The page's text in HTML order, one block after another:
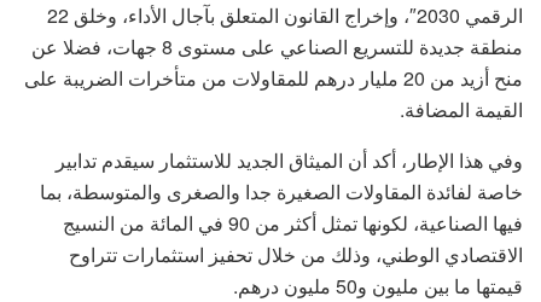
الرقمي 2030″، وإخراج القانون المتعلق بآجال الأداء، وخلق 22
منطقة جديدة للتسريع الصناعي على مستوى 8 جهات، فضلا عن
منح أزيد من 20 مليار درهم للمقاولات من متأخرات الضريبة على
القيمة المضافة.
وفي هذا الإطار، أكد أن الميثاق الجديد للاستثمار سيقدم تدابير
خاصة لفائدة المقاولات الصغيرة جدا والصغرى والمتوسطة، بما
فيها الصناعية، لكونها تمثل أكثر من 90 في المائة من النسيج
الاقتصادي الوطني، وذلك من خلال تحفيز استثمارات تتراوح
قيمتها ما بين مليون و50 مليون درهم.